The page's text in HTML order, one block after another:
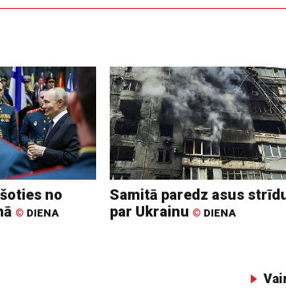
no
© DIENA
Samitā paredz asus
par Ukrainu © DIENA